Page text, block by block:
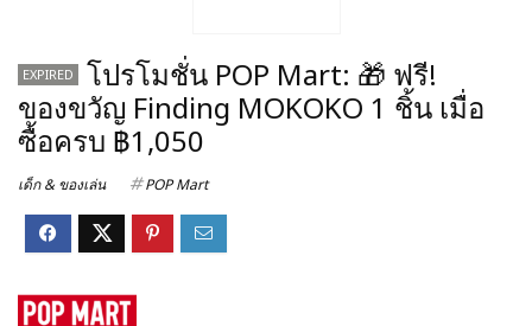
EXPIRED
โปรโมชั่น POP Mart: 🎁 ฟรี!
ของขวัญ Finding MOKOKO 1 ชิ้น เมื่อ
ซื้อครบ ฿1,050
เด็ก & ของเล่น POP Mart